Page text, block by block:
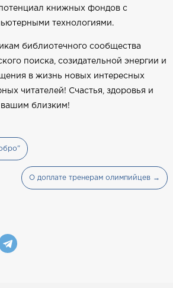
книжных фондов с
технологиями.
библиотечного сообщества
поиска, созидательной энергии и
в жизнь новых интересных
читателей! Счастья, здоровья и
вашим близким!
О доплате тренерам олимпийцев →